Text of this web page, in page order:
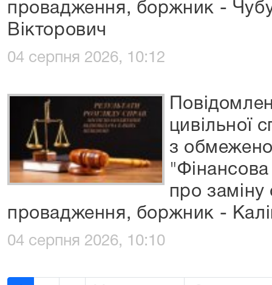
провадження, боржник -
Вікторович
04 серпня 2026, 10:12
цивільної
з
про заміну
провадження, боржник -
04 серпня 2026, 10:10